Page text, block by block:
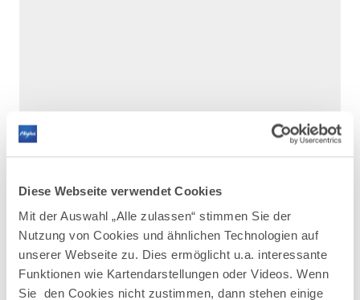
Diese Webseite verwendet Cookies
Mit der Auswahl „Alle zulassen“ stimmen Sie der
Nutzung von Cookies und ähnlichen Technologien auf
unserer Webseite zu. Dies ermöglicht u.a. interessante
Funktionen wie Kartendarstellungen oder Videos. Wenn
Sie den Cookies nicht zustimmen, dann stehen einige
DAZU PASSEND
Ähnliche
Veranstaltungen